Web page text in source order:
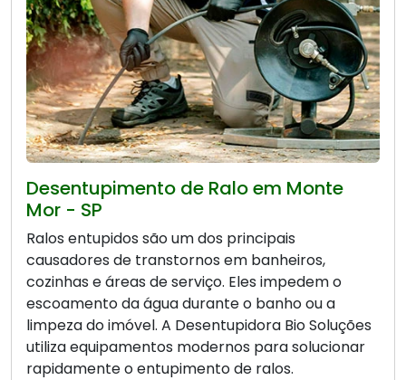
Desentupimento de Ralo em Monte
Mor - SP
Ralos entupidos são um dos principais
causadores de transtornos em banheiros,
cozinhas e áreas de serviço. Eles impedem o
escoamento da água durante o banho ou a
limpeza do imóvel. A Desentupidora Bio Soluções
utiliza equipamentos modernos para solucionar
rapidamente o entupimento de ralos.